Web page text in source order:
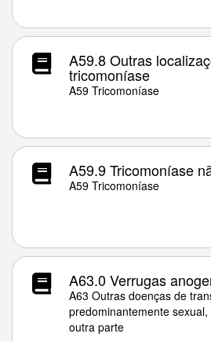
A59.8 Outras
tricomoníase
A59 Tricomoníase
A59.9 Tricomoníase
A59 Tricomoníase
A63.0 Verrugas
A63 Outras doenças de
predominantemente
outra parte